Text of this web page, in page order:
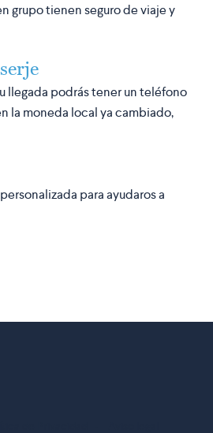
grupo tienen seguro de viaje y
llegada podrás tener un teléfono
la moneda local ya cambiado,
para ayudaros a